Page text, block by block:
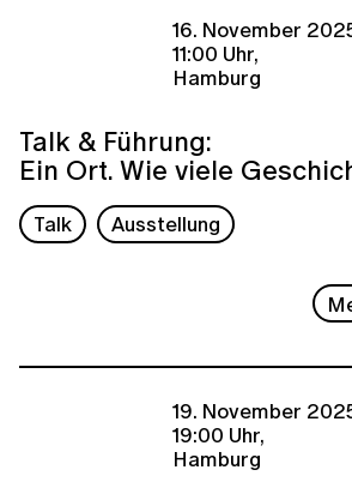
16. November
11:00 Uhr,
Hamburg
Talk & Führung:
Ein Ort. Wie viele
Talk Ausstellung
19. November
19:00 Uhr,
Hamburg